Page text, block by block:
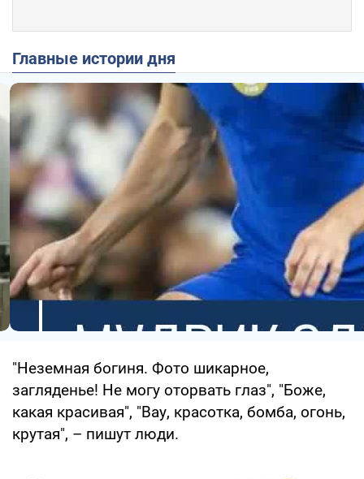
Главные истории дня
"Неземная богиня. Фото шикарное,
загляденье! Не могу оторвать глаз", "Боже,
какая красивая", "Вау, красотка, бомба, огонь,
крутая", – пишут люди.